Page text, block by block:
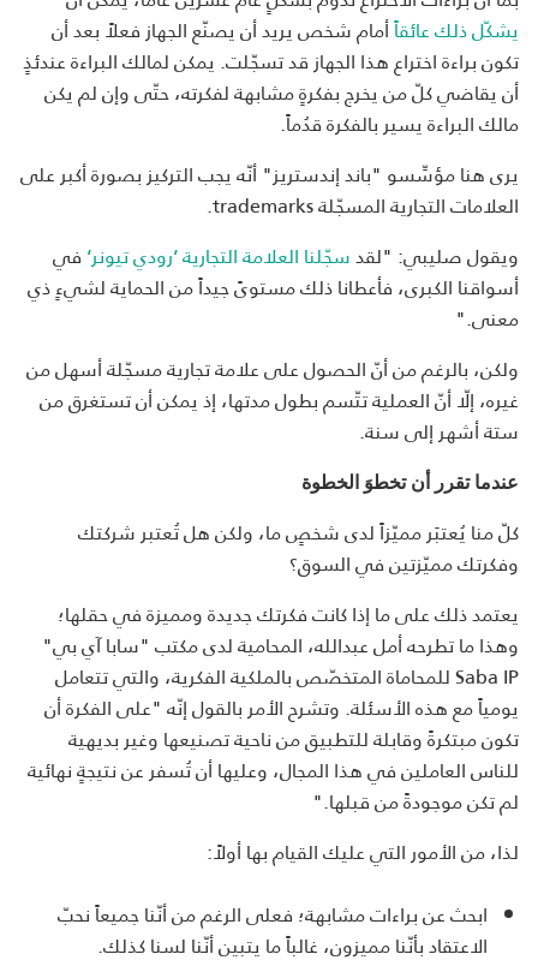
يشكّل ذلك عائقاًأمام شخص يريد أن يصنّع الجهاز فعلاً بعد أن
تكون براءة اختراع هذا الجهاز قد تسجّلت. يمكن لمالك البراءة عندئذٍ
أن يقاضي كلّ من يخرج بفكرةٍ مشابهة لفكرته، حتّى وإن لم يكن
مالك البراءة يسير بالفكرة قدُماً.
يرى هنا مؤسِّسو "باند إندستريز" أنّه يجب التركيز بصورة أكبر على
العلامات التجارية المسجّلة trademarks.
ويقول صليبي: "لقدسجّلنا العلامة التجارية ‘رودي تيونر‘في
أسواقنا الكبرى، فأعطانا ذلك مستوىً جيداً من الحماية لشيءٍ ذي
معنى."
ولكن، بالرغم من أنّ الحصول على علامة تجارية مسجّلة أسهل من
غيره، إلّا أنّ العملية تتّسم بطول مدتها، إذ يمكن أن تستغرق من
ستة أشهر إلى سنة.
عندما تقرر أن تخطوَ الخطوة
كلّ منا يُعتبَر مميّزاً لدى شخصٍ ما، ولكن هل تُعتبر شركتك
وفكرتك مميّزتين في السوق؟
يعتمد ذلك على ما إذا كانت فكرتك جديدة ومميزة في حقلها؛
وهذا ما تطرحه أمل عبدالله، المحامية لدى مكتب "سابا آي بي"
Saba IP للمحاماة المتخصّص بالملكية الفكرية، والتي تتعامل
يومياً مع هذه الأسئلة. وتشرح الأمر بالقول إنّه "على الفكرة أن
تكون مبتكرةً وقابلة للتطبيق من ناحية تصنيعها وغير بديهية
للناس العاملين في هذا المجال، وعليها أن تُسفر عن نتيجةٍ نهائية
لم تكن موجودةً من قبلها."
لذا، من الأمور التي عليك القيام بها أولاً:
ابحث عن براءات مشابهة؛ فعلى الرغم من أنّنا جميعاً نحبّ
الاعتقاد بأنّنا مميزون، غالباً ما يتبين أنّنا لسنا كذلك.